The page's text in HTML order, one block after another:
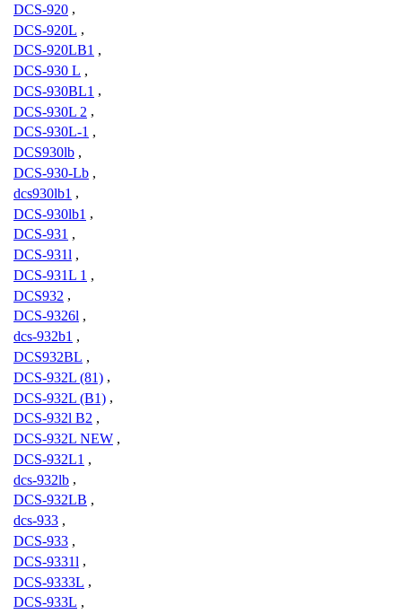
DCS-920 ,
DCS-920L ,
DCS-920LB1 ,
DCS-930 L ,
DCS-930BL1 ,
DCS-930L 2 ,
DCS-930L-1 ,
DCS930lb ,
DCS-930-Lb ,
dcs930lb1 ,
DCS-930lb1 ,
DCS-931 ,
DCS-931l ,
DCS-931L 1 ,
DCS932 ,
DCS-9326l ,
dcs-932b1 ,
DCS932BL ,
DCS-932L (81) ,
DCS-932L (B1) ,
DCS-932l B2 ,
DCS-932L NEW ,
DCS-932L1 ,
dcs-932lb ,
DCS-932LB ,
dcs-933 ,
DCS-933 ,
DCS-9331l ,
DCS-9333L ,
DCS-933L ,